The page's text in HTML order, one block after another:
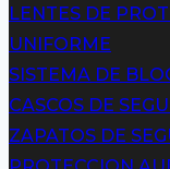
LENTES DE
UNIFORME
SISTEMA DE
CASCOS DE
ZAPATOS DE